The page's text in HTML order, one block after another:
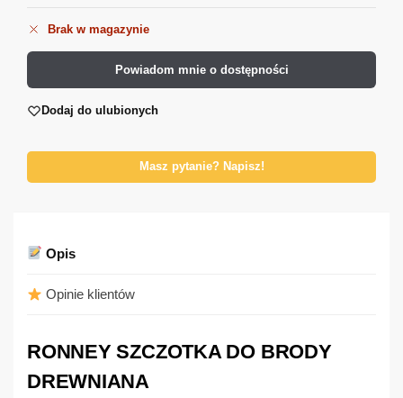
Brak w magazynie
Powiadom mnie o dostępności
Dodaj do ulubionych
Masz pytanie? Napisz!
Opis
Opinie klientów
RONNEY SZCZOTKA DO BRODY
DREWNIANA